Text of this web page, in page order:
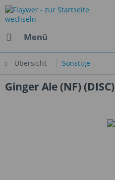
Menü
Übersicht Sonstige
Ginger Ale (NF) (DISC)